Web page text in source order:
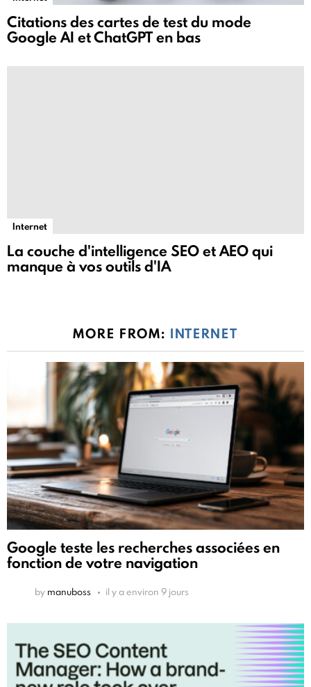
Citations des cartes de test du mode
Google AI et ChatGPT en bas
Internet
La couche d'intelligence SEO et AEO qui
manque à vos outils d'IA
MORE FROM: INTERNET
Google teste les recherches associées en
fonction de votre navigation
by manuboss il y a environ 9 jours